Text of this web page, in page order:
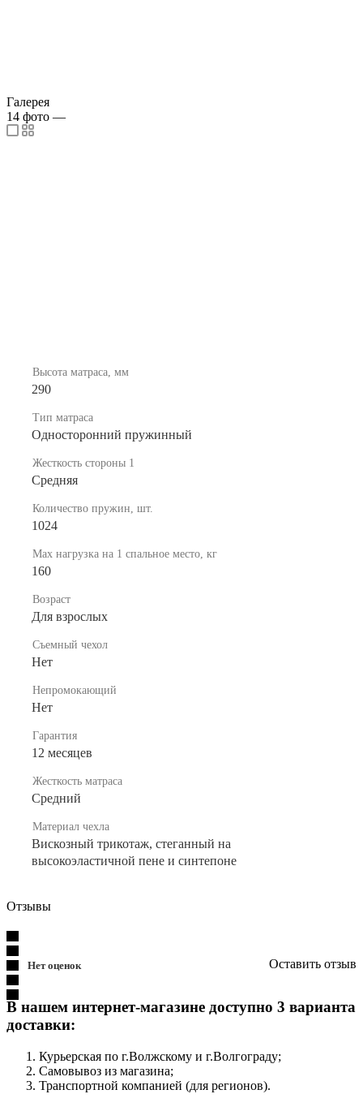
Галерея
14 фото —
Высота матраса, мм
290
Тип матраса
Односторонний пружинный
Жесткость стороны 1
Средняя
Количество пружин, шт.
1024
Мах нагрузка на 1 спальное место, кг
160
Возраст
Для взрослых
Съемный чехол
Нет
Непромокающий
Нет
Гарантия
12 месяцев
Жесткость матраса
Средний
Материал чехла
Вискозный трикотаж, стеганный на
высокоэластичной пене и синтепоне
Отзывы
Нет оценок Оставить отзыв
В нашем интернет-магазине доступно 3 варианта
доставки:
Курьерская по г.Волжскому и г.Волгограду;
Самовывоз из магазина;
Транспортной компанией (для регионов).